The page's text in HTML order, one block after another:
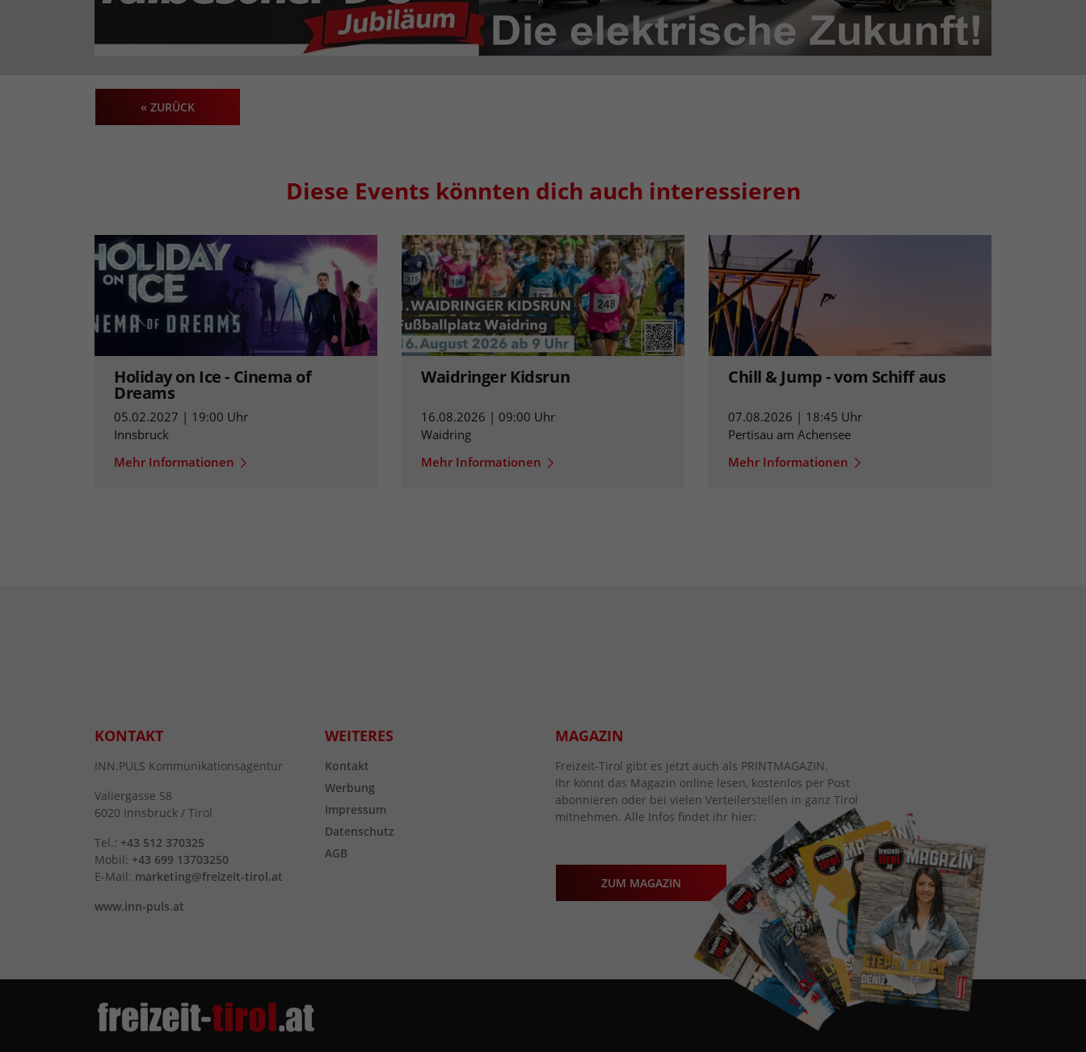
« ZURÜCK
Diese Events könnten dich auch interessieren
Holiday on Ice - Cinema of
Dreams
05.02.2027 | 19:00 Uhr
Innsbruck
Mehr Informationen
Waidringer Kidsrun
16.08.2026 | 09:00 Uhr
Waidring
Mehr Informationen
Chill & Jump - vom Schiff aus
07.08.2026 | 18:45 Uhr
Pertisau am Achensee
Mehr Informationen
KONTAKT
INN.PULS Kommunikationsagentur
Valiergasse 58
6020 Innsbruck / Tirol
Tel.: +43 512 370325
Mobil: +43 699 13703250
E-Mail: marketing@freizeit-tirol.at
www.inn-puls.at
WEITERES
Kontakt
Werbung
Impressum
Datenschutz
AGB
MAGAZIN
Freizeit-Tirol gibt es jetzt auch als PRINTMAGAZIN.
Ihr könnt das Magazin online lesen, kostenlos per Post
abonnieren oder bei vielen Verteilerstellen in ganz Tirol
mitnehmen. Alle Infos findet ihr hier:
ZUM MAGAZIN